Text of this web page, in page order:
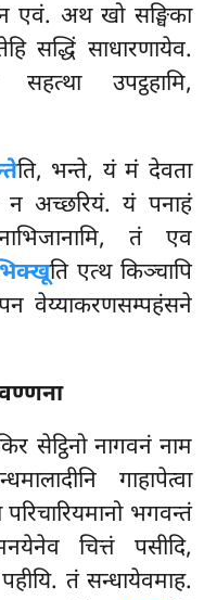
न एवं. अथ खो सङ्घिका
सद्धिं साधारणायेव.
सहत्था उपट्ठहामि,
ति, भन्ते, यं मं देवता
न अच्छरियं. यं पनाहं
तं एव
ति एत्थ किञ्चापि
वेय्याकरणसम्पहंसने
सेट्ठिनो नागवनं नाम
गाहापेत्वा
भगवन्तं
चित्तं पसीदि,
तं सन्धायेवमाह.